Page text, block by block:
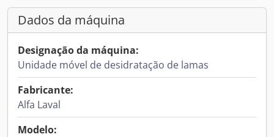
Dados da máquina
Designação da máquina:
Unidade móvel de desidratação de lamas
Fabricante:
Alfa Laval
Modelo: